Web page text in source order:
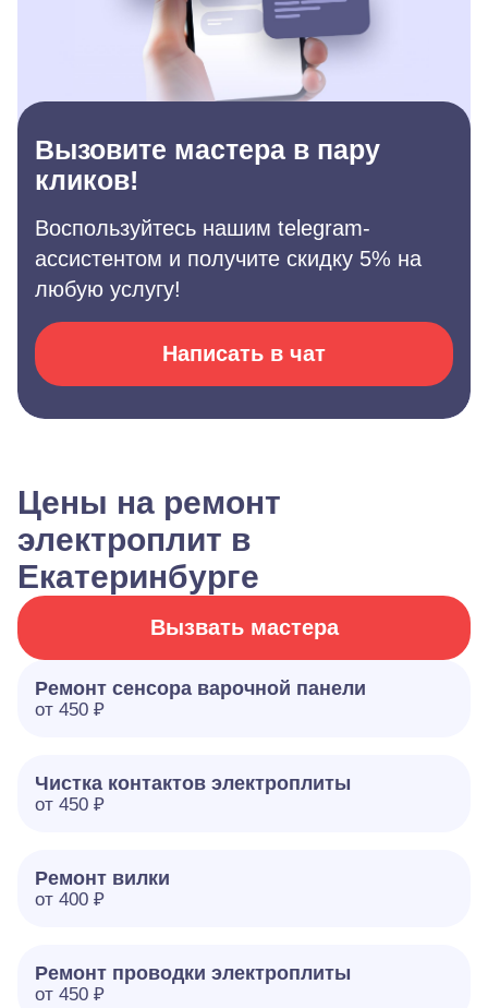
Вызовите мастера в пару
кликов!
Воспользуйтесь нашим telegram-
ассистентом и получите скидку 5% на
любую услугу!
Написать в чат
Цены на ремонт
электроплит в
Екатеринбурге
Вызвать мастера
Ремонт сенсора варочной панели
от 450 ₽
Чистка контактов электроплиты
от 450 ₽
Ремонт вилки
от 400 ₽
Ремонт проводки электроплиты
от 450 ₽